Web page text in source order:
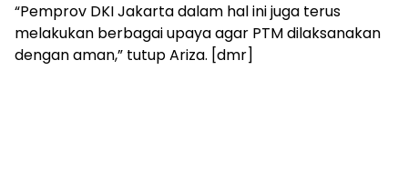
“Pemprov DKI Jakarta dalam hal ini juga terus
melakukan berbagai upaya agar PTM dilaksanakan
dengan aman,” tutup Ariza. [dmr]